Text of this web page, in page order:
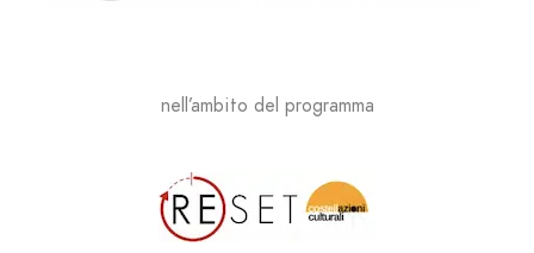
nell’ambito del programma